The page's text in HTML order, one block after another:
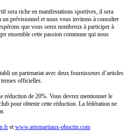
sera riche en manifestations sportives, il sera
un prévisionnel et nous vous invitons à consulter
que vous serez nombreux à participer à
ensemble cette passion commune qui nous
un partenariat avec deux fournisseurs d’articles
officielles.
réduction de 20%. Vous devrez mentionner le
pour obtenir cette réduction. La fédération ne
etwww.artsmartiaux-phuctin.com